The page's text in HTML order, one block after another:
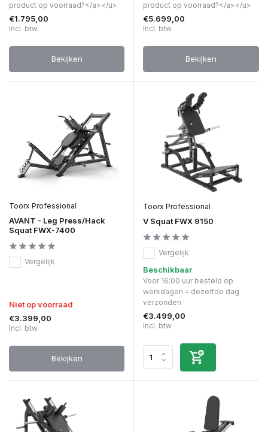
product op voorraad?</a></u>
€1.795,00
Incl. btw
Bekijken
product op voorraad?</a></u>
€5.699,00
Incl. btw
Bekijken
Toorx Professional
AVANT - Leg Press/Hack
Squat FWX-7400
Vergelijk
Niet op voorraad
€3.399,00
Incl. btw
Bekijken
Toorx Professional
V Squat FWX 9150
Vergelijk
Beschikbaar
Voor 16:00 uur besteld op
werkdagen = dezelfde dag
verzonden
€3.499,00
Incl. btw